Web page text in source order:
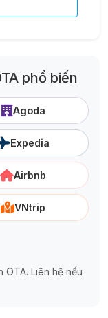
phổ biến
Agoda
Expedia
Airbnb
VNtrip
Liên hệ nếu